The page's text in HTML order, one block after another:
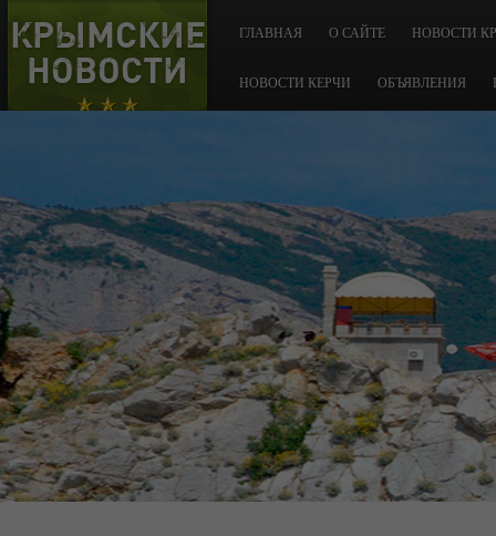
КРЫМСКИЕ
НОВОСТИ
ГЛАВНАЯ О САЙТЕ НОВОСТИ
НОВОСТИ КЕРЧИ ОБЪЯВЛЕНИЯ